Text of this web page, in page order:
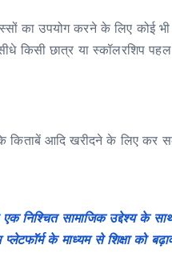
का उपयोग करने के लिए कोई भी
किसी छात्र या स्कॉलरशिप
आदि खरीदने के लिए कर
एक निश्चित सामाजिक उद्देश्य
के माध्यम से शिक्षा को